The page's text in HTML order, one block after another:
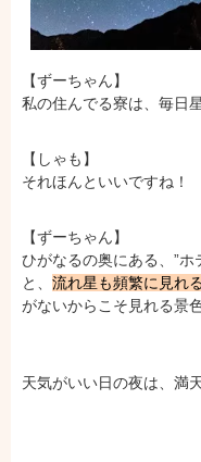
【ずーちゃん】
私の住んでる寮は、毎日
【しゃも】
それほんといいですね！
【ずーちゃん】
ひがなるの奥にある、”ホ
と、 流れ星も頻繁に見れ
がないからこそ見れる景
天気がいい日の夜は、満